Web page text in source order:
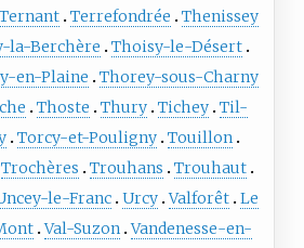
Ternant Terrefondrée
Thenissey
la-Berchère
Thoisy-le-Désert
en-Plaine
Thorey-sous-Charny
Thoste Thury Tichey Til-
Torcy-et-Pouligny Touillon
Trochères Trouhans
Trouhaut
le-Franc Urcy Valforêt Le
Val-Suzon Vandenesse-en-